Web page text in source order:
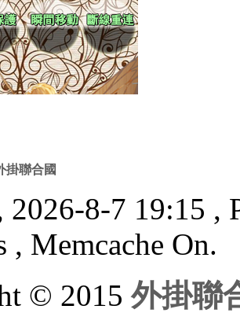
掛聯合國
8-7 19:15 ,
, Memcache On.
© 2015外掛聯